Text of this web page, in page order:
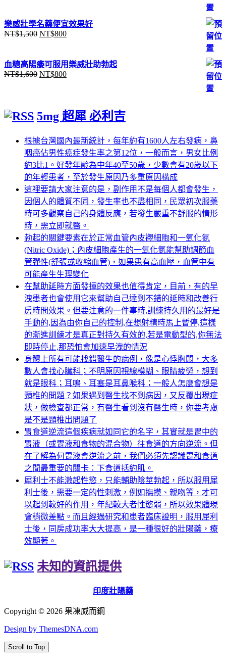
價
格：
價
樂威壯學名藥便宜效果好
NT$1,500 原
價
格：
NT$800目
價
格：
血糖高陽痿可服用樂威壯助勃起
NT$1,600 原
格：
NT$1,600。
NT$800目
格：
NT$800。
5mg 超犀 必利吉
根據台灣國內最新統計，每年約有1600人左右發病，鼻
咽癌佔男性癌症發生率之第12位，一般而言，男女比例
約3比1。好發年齡為中年40至50歲，少數會有20歲以下
的年輕患者，至於發生原因乃多重原因構成
這裡要請大家注意的是，副作用不是每個人都會發生，
因個人的體質不同，發生率也不盡相同，民眾初次服藥
時可多觀察自己的身體反應，若發生嚴重不舒服的情形
時，需立即就醫。
勃起的關鍵要素在於正常血管內皮襯細胞和一氧化氮
(Nitric Oxide)；內皮細胞產生的一氧化氮能幫助調節血
管彈性(舒張或收縮血管)，如果患有高血壓，血管中有
可能產生生理變化
在幫助延時方面發揮的效果也值得肯定，目前，有的早
洩患者也會使用它來幫助自己達到不錯的延時和改善行
房時間效果。但要注意的一件事時,訓練持久用的最好是
手動的,因為由你自己的控制,在想射精時馬上暫停,這樣
的漸進訓練才是真正對持久有效的,若是電動型的,你無法
即時停止,那恐怕會加速早洩的情況
身體上所有可能找錯醫生的病例，像是心悸胸悶，大多
數人會找心臟科；不明原因視線模糊、眼睛疲勞，想到
就是眼科；耳鳴、耳塞是耳鼻喉科；一般人怎麼會想是
頸椎的問題？如果遇到醫生找不到病因，又反覆出現症
狀，做檢查都正常，有醫生看到沒有醫生時，你要考慮
是不是頸椎出問題了
胃食道逆流這個疾病就如同它的名字，其實就是胃中的
胃液（或胃液和食物的混合物）往食道的方向逆流。但
在了解為何胃液會逆流之前，我們必須先認識胃和食道
之間最重要的關卡：下食道括約肌。
犀利士不能激起性慾，只能輔助陰莖勃起，所以服用犀
利士後，需要一定的性刺激，例如撫摸、親吻等，才可
以起到較好的作用，年紀較大者性慾弱，所以效果體現
會稍微差點。而且經過研究和患者臨床證明，服用犀利
士後，同房成功率大大提高，是一種很好的壯陽藥，療
效顯著。
未知的資訊提供
印度壯陽藥
Copyright © 2026 果凍威而鋼
Design by ThemesDNA.com
Scroll to Top